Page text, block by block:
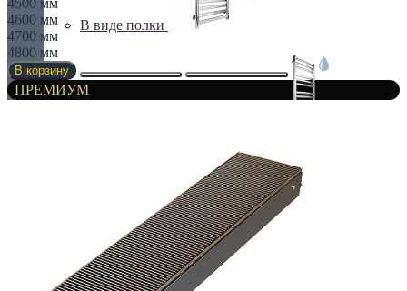
В виде полки
Все для полотенчиков
4500 мм
4600 мм
4700 мм
4800 мм
В корзину
ПРЕМИУМ